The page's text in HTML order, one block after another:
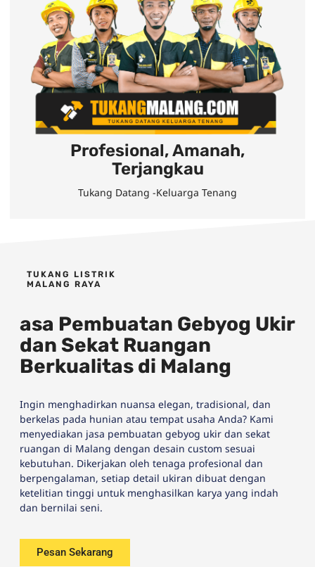
Profesional, Amanah,
Terjangkau
Tukang Datang -Keluarga Tenang
TUKANG LISTRIK
MALANG RAYA
asa Pembuatan Gebyog Ukir
dan Sekat Ruangan
Berkualitas di Malang
Ingin menghadirkan nuansa elegan, tradisional, dan
berkelas pada hunian atau tempat usaha Anda? Kami
menyediakan jasa pembuatan gebyog ukir dan sekat
ruangan di Malang dengan desain custom sesuai
kebutuhan. Dikerjakan oleh tenaga profesional dan
berpengalaman, setiap detail ukiran dibuat dengan
ketelitian tinggi untuk menghasilkan karya yang indah
dan bernilai seni.
Pesan Sekarang